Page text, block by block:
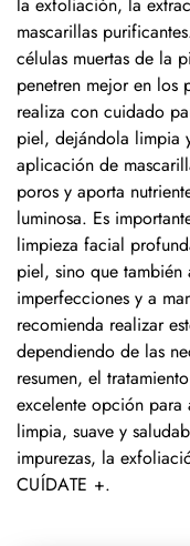
mascarillas
células muertas de la
penetren mejor en los
realiza con cuidado
piel, dejándola limpia
aplicación de
poros y aporta
luminosa. Es
limpieza facial
piel, sino que
imperfecciones y a
recomienda realizar
dependiendo de las
resumen, el
excelente opción para
limpia, suave y
impurezas, la
CUÍDATE +.